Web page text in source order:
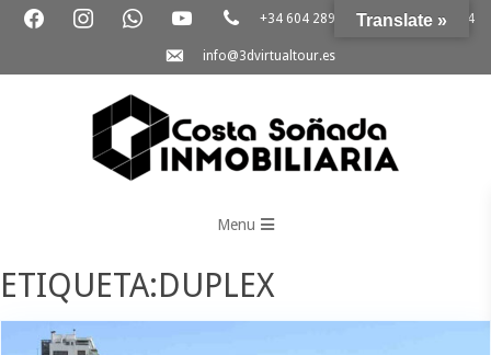
+34 604 289 264 +34 865 796 054
info@3dvirtualtour.es
Tour
Menu
ETIQUETA:DUPLEX
Translate »